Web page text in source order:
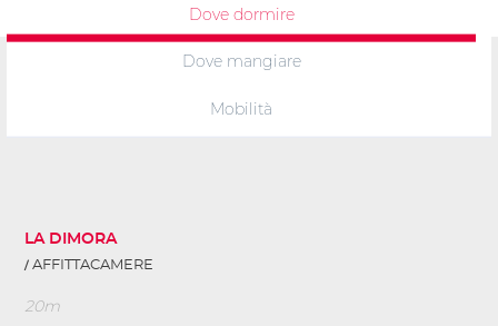
Dove dormire
Dove mangiare
Mobilità
LA DIMORA
AFFITTACAMERE
20m